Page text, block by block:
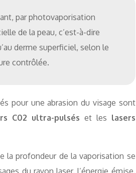
par photovaporisation
de la peau, c’est-à-dire
derme superficiel, selon le
contrôlée.
pour une abrasion du visage sont
C02 ultra-pulsés et les lasers
la profondeur de la vaporisation se
du rayon laser, l’énergie émise,